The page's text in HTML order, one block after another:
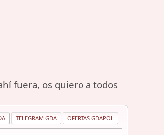
fuera, os quiero a todos
TELEGRAM GDA OFERTAS GDAPOL